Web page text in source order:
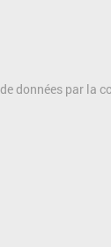
données par la